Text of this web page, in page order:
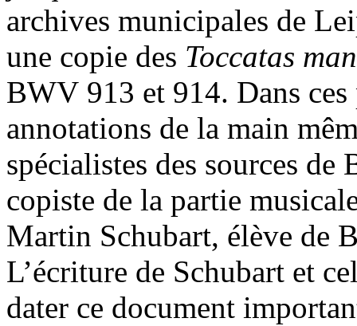
archives municipales de
une copie des Toccatas
BWV 913 et 914. Dans ces
annotations de la main
spécialistes des sources
copiste de la partie
Martin Schubart, élève de
L’écriture de Schubart et
dater ce document